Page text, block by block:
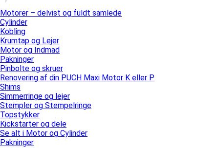
Motorer – delvist og fuldt samlede
Cylinder
Kobling
Krumtap og Lejer
Motor og Indmad
Pakninger
Pinbolte og skruer
Renovering af din PUCH Maxi Motor K eller P
Shims
Simmerringe og lejer
Stempler og Stempelringe
Topstykker
Kickstarter og dele
Se alt i Motor og Cylinder
Pakninger